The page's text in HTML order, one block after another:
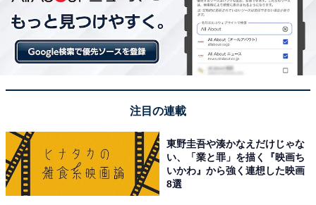
注目の連載
東野圭吾や湊かなえだけじゃな
い、「業と罪」を描く『映画ち
いかわ』から強く連想した映画
8選